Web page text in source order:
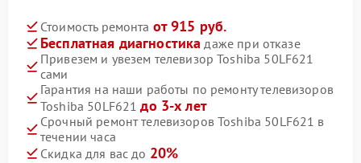
Стоимость ремонта от 915 руб.
Бесплатная диагностика даже при отказе
Привезем и увезем телевизор Toshiba 50LF621
сами
Гарантия на наши работы по ремонту телевизоров
Toshiba 50LF621до 3-х лет
Срочный ремонт телевизоров Toshiba 50LF621 в
течении часа
Скидка для вас до 20%